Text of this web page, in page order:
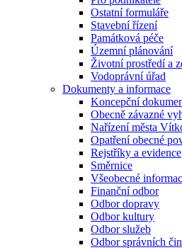
Ostatní formuláře
Stavební řízení
Památková péče
Územní plánování
Životní prostředí a
Vodoprávní úřad
Dokumenty a informace
Koncepční
Obecně závazné
Nařízení města
Opatření obecné
Rejstříky a evidence
Směrnice
Všeobecné
Finanční odbor
Odbor dopravy
Odbor kultury
Odbor služeb
Odbor správních